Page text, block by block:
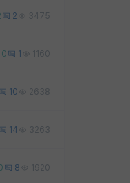
2 3475
0 1 1160
10 2638
14 3263
8 1920